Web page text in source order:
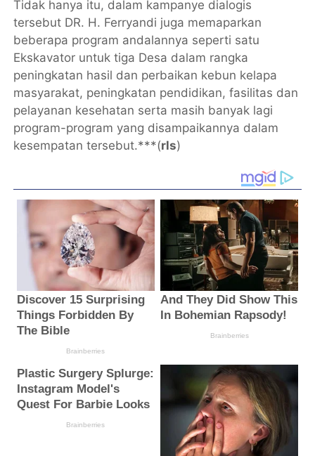
Tidak hanya itu, dalam kampanye dialogis
tersebut DR. H. Ferryandi juga memaparkan
beberapa program andalannya seperti satu
Ekskavator untuk tiga Desa dalam rangka
peningkatan hasil dan perbaikan kebun kelapa
masyarakat, peningkatan pendidikan, fasilitas dan
pelayanan kesehatan serta masih banyak lagi
program-program yang disampaikannya dalam
kesempatan tersebut.***(rls)